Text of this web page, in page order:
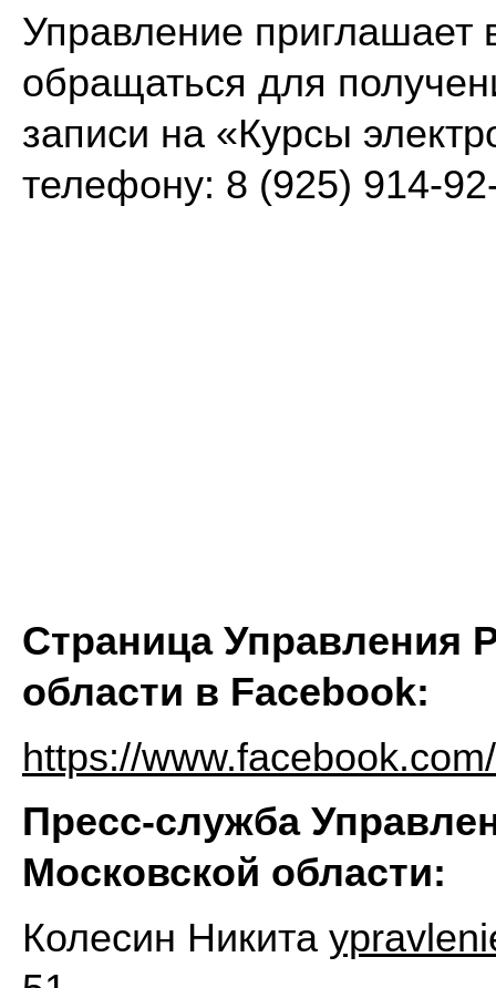
Управление приглашает
обращаться для
записи на «Курсы
телефону: 8 (925) 914-
Страница Управления
области в Facebook:
https://
Пресс-служба
Московской области:
Колесин Никита